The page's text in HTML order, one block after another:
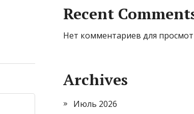
Recent
Нет комментариев для
Archives
Июль 2026